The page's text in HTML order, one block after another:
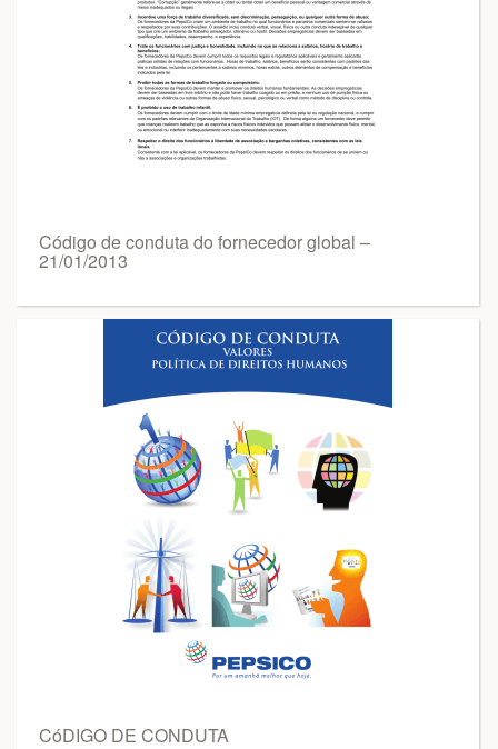
Código de conduta do fornecedor global –
21/01/2013
CóDIGO DE CONDUTA